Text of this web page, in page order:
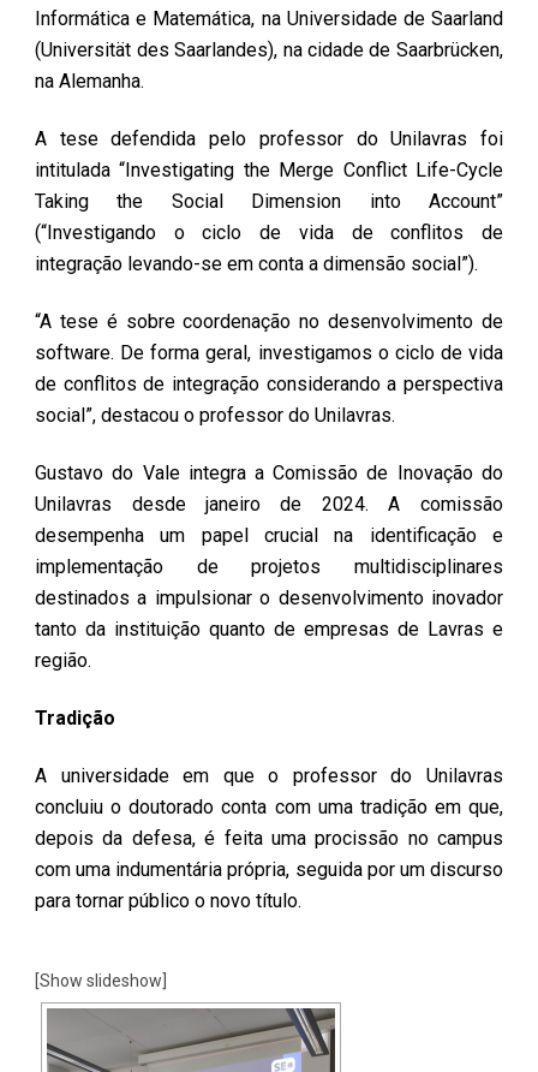
Informática e Matemática, na Universidade de Saarland
(Universität des Saarlandes), na cidade de Saarbrücken,
na Alemanha.
A tese defendida pelo professor do Unilavras foi
intitulada “Investigating the Merge Conflict Life-Cycle
Taking the Social Dimension into Account”
(“Investigando o ciclo de vida de conflitos de
integração levando-se em conta a dimensão social”).
“A tese é sobre coordenação no desenvolvimento de
software. De forma geral, investigamos o ciclo de vida
de conflitos de integração considerando a perspectiva
social”, destacou o professor do Unilavras.
Gustavo do Vale integra a Comissão de Inovação do
Unilavras desde janeiro de 2024. A comissão
desempenha um papel crucial na identificação e
implementação de projetos multidisciplinares
destinados a impulsionar o desenvolvimento inovador
tanto da instituição quanto de empresas de Lavras e
região.
Tradição
A universidade em que o professor do Unilavras
concluiu o doutorado conta com uma tradição em que,
depois da defesa, é feita uma procissão no campus
com uma indumentária própria, seguida por um discurso
para tornar público o novo título.
[Show slideshow]